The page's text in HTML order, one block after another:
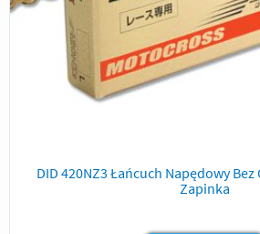
DID 420NZ3 Łańcuch Napędowy
Zapinka